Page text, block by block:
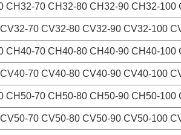
70 CH32-80 CH32-90 CH32-
70 CV32-80 CV32-90 CV32-100
70 CH40-80 CH40-90 CH40-
70 CV40-80 CV40-90 CV40-100
70 CH50-80 CH50-90 CH50-
70 CV50-80 CV50-90 CV50-100